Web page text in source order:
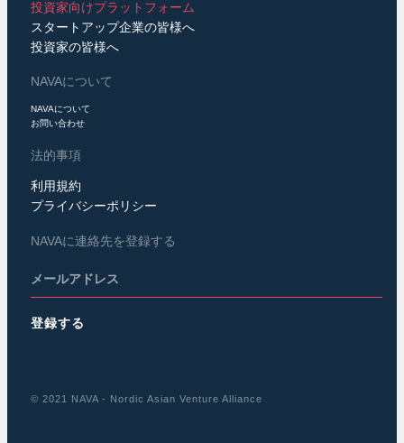
投資家向けプラットフォーム
スタートアップ企業の皆様へ
投資家の皆様へ
NAVAについて
NAVAについて
お問い合わせ
法的事項
利用規約
プライバシーポリシー
NAVAに連絡先を登録する
登録する
© 2021 NAVA - Nordic Asian Venture Alliance